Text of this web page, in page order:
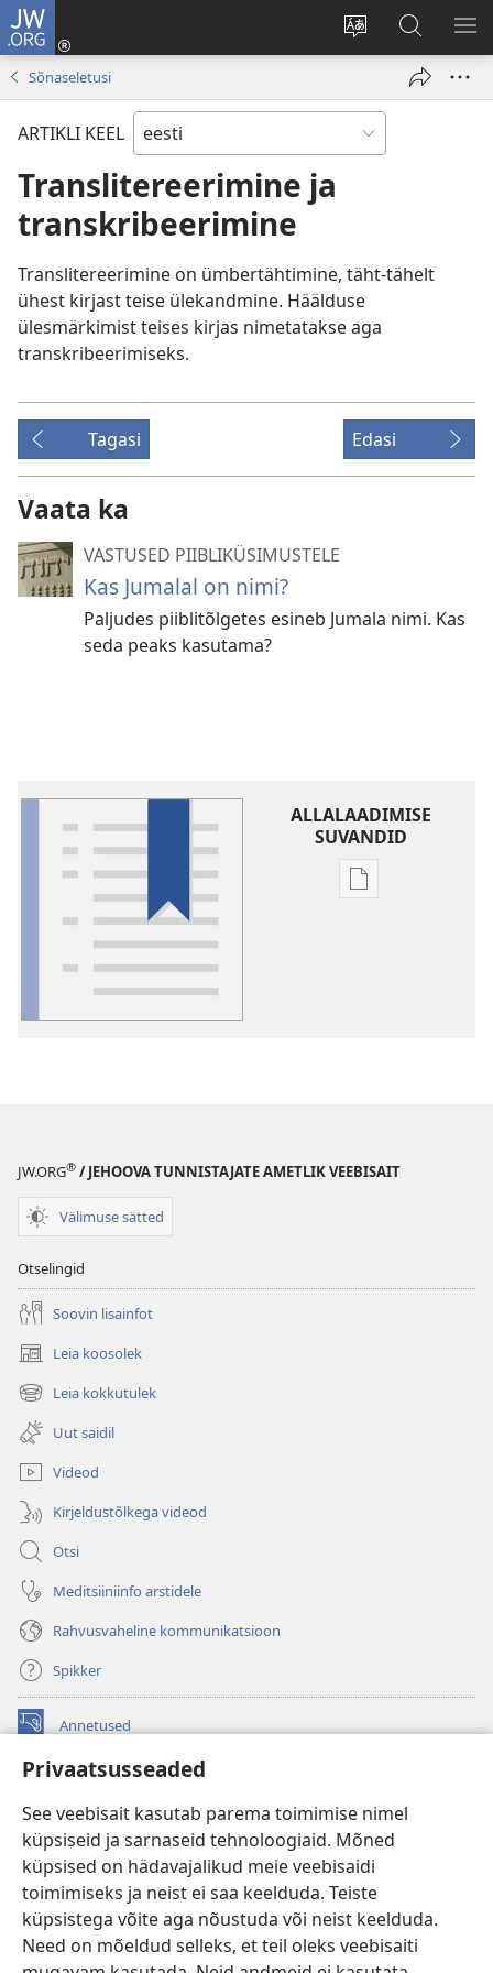
Privaatsusseaded
See veebisait kasutab parema toimimise nimel
küpsiseid ja sarnaseid tehnoloogiaid. Mõned
küpsised on hädavajalikud meie veebisaidi
toimimiseks ja neist ei saa keelduda. Teiste
küpsistega võite aga nõustuda või neist keelduda.
Need on mõeldud selleks, et teil oleks veebisaiti
JW.ORG
Muuda
veebisaidi
Logi
sisse
akna)
Otsi
saidilt
JW.ORG
Sõnaseletusi
ARTIKLI KEEL
Translitereerimine ja
transkribeerimine
Translitereerimine on ümbertähtimine, täht-tähelt
ühest kirjast teise ülekandmine. Häälduse
ülesmärkimist teises kirjas nimetatakse aga
transkribeerimiseks.
Tagasi Edasi
Vaata ka
VASTUSED PIIBLIKÜSIMUSTELE
Kas Jumalal on nimi?
Paljudes piiblitõlgetes esineb Jumala nimi. Kas
seda peaks kasutama?
ALLALAADIMISE
SUVANDID
Väljaannete
JW.ORG® / JEHOOVA TUNNISTAJATE AMETLIK VEEBISAIT
Välimuse sätted
Otselingid
Soovin lisainfot
Leia koosolek
(avab
uue
akna)
Leia kokkutulek
(avab
uue
akna)
Uut saidil
Videod
Kirjeldustõlkega videod
Otsi
Meditsiiniinfo arstidele
Rahvusvaheline kommunikatsioon
Spikker
Annetused
(avab
akna)
uue
akna) JW Hub
(avab
uue
akna) JW Library
Watchtower Library